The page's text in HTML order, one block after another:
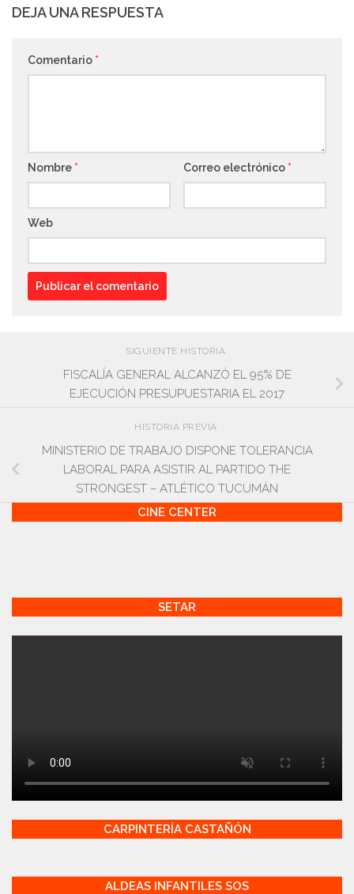
DEJA UNA RESPUESTA
Comentario *
Nombre * Correo electrónico *
Web
SIGUIENTE HISTORIA
FISCALÍA GENERAL ALCANZÓ EL 95% DE
EJECUCIÓN PRESUPUESTARIA EL 2017
HISTORIA PREVIA
MINISTERIO DE TRABAJO DISPONE TOLERANCIA
LABORAL PARA ASISTIR AL PARTIDO THE
STRONGEST – ATLÉTICO TUCUMÁN
CINE CENTER
SETAR
CARPINTERÍA CASTAÑÓN
ALDEAS INFANTILES SOS